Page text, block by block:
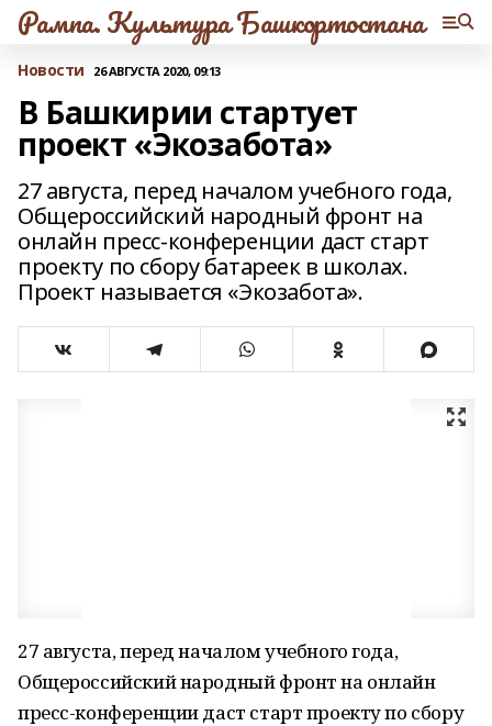
Рампа. Культура Башкортостана
Новости 26 АВГУСТА 2020, 09:13
В Башкирии стартует
проект «Экозабота»
27 августа, перед началом учебного года,
Общероссийский народный фронт на
онлайн пресс-конференции даст старт
проекту по сбору батареек в школах.
Проект называется «Экозабота».
27 августа, перед началом учебного года,
Общероссийский народный фронт на онлайн
пресс-конференции даст старт проекту по сбору